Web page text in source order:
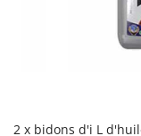
2 x bidons d'i L